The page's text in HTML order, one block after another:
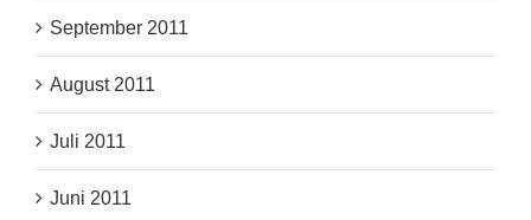
September 2011
August 2011
Juli 2011
Juni 2011